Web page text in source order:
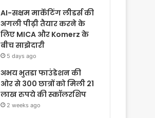
AI-सक्षम मार्केटिंग लीडर्स की
अगली पीढ़ी तैयार करने के
लिए MICA और Komerz के
बीच साझेदारी
5 days ago
अभय भुतडा फाउंडेशन की
ओर से 300 छात्रों को मिली 21
लाख रुपये की स्कॉलरशिप
2 weeks ago